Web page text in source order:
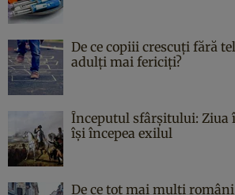
De ce copiii crescuți fără
adulți mai fericiți?
Începutul sfârşitului: Ziua
îşi începea exilul
De ce tot mai mulți